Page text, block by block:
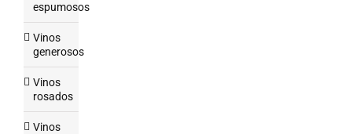
espumosos
Vinos
generosos
Vinos
rosados
Vinos